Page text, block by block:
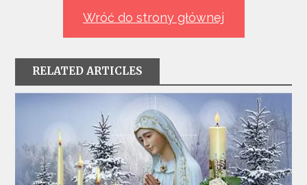
Wróć do strony głównej
RELATED ARTICLES